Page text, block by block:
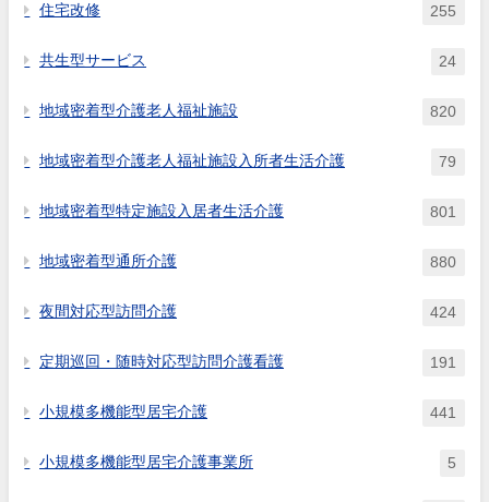
住宅改修 255
共生型サービス 24
地域密着型介護老人福祉施設 820
地域密着型介護老人福祉施設入所者生活介護 79
地域密着型特定施設入居者生活介護 801
地域密着型通所介護 880
夜間対応型訪問介護 424
定期巡回・随時対応型訪問介護看護 191
小規模多機能型居宅介護 441
小規模多機能型居宅介護事業所 5